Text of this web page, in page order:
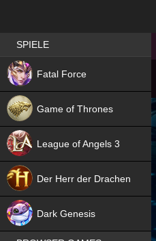
Best RPG games in Germany
SPIELE
Fatal Force
NEW
Game of Thrones
League of Angels 3
Der Herr der Drachen
Dark Genesis
NEW